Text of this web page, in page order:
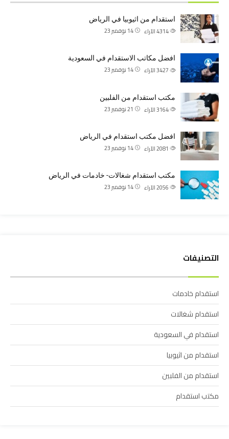
استقدام من اثيوبيا في الرياض
14 نوفمبر 23 الآراء
افضل مكاتب الاستقدام في السعودية
14 نوفمبر 23 الآراء
مكتب استقدام من الفلبين
21 نوفمبر 23 الآراء
افضل مكتب استقدام في الرياض
14 نوفمبر 23 الآراء
مكتب استقدام شغالات- خادمات في الرياض
14 نوفمبر 23 الآراء
التصنيفات
استقدام خادمات
استقدام شغالات
استقدام في السعودية
استقدام من اثيوبيا
استقدام من الفلبين
مكتب استقدام